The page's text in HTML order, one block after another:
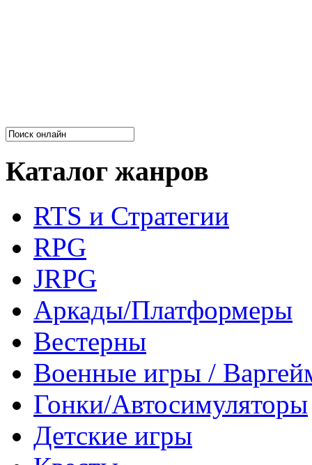
Каталог жанров
RTS и Стратегии
RPG
JRPG
Аркады/Платформеры
Вестерны
Военные игры /
Гонки/Автосимуляторы
Детские игры